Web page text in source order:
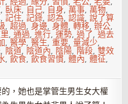
, 臥床, 自己, 自身,萬事,萬物,
,記住,記錄,認為,認識,說了算
,超過,身邊,身體,轉移,辦公,
,通過,進行,運勢,過了,過去
,醫學,醫生,重要,量減少,
, 陰道, 陰道內, 陰陽, 階段,雙效
,飲食,飲食習慣,體內,體征,
，她也是掌管生男生女大權